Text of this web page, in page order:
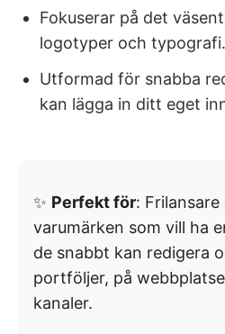
Fokuserar på det
logotyper och typografi.
Utformad för snabba
kan lägga in ditt eget
✨ Perfekt för:
varumärken som vill ha
de snabbt kan redigera
portföljer, på
kanaler.